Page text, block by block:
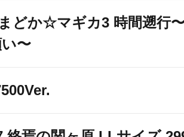
どか☆マギカ3 時間遡行
〜